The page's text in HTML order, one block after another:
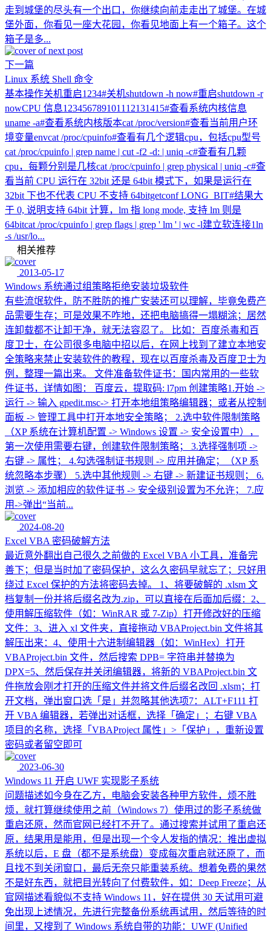
走到城堡的尽头有一个出口，你继续向前走走出了城堡。在城
堡外面，你看见一座大花园，你看见地面上有一个箱子。这个
箱子是多...
下一篇
Linux 系统 Shell 命令
基本操作关机重启1234#关机shutdown -h now#重启shutdown -r
nowCPU 信息123456789101112131415#查看系统内核信息
uname -a#查看系统内核版本cat /proc/version#查看当前用户环
境变量envcat /proc/cpuinfo#查看有几个逻辑cpu，包括cpu型号
cat /proc/cpuinfo | grep name | cut -f2 -d: | uniq -c#查看有几颗
cpu，每颗分别是几核cat /proc/cpuinfo | grep physical | uniq -c#查
看当前 CPU 运行在 32bit 还是 64bit 模式下，如果是运行在
32bit 下也不代表 CPU 不支持 64bitgetconf LONG_BIT#结果大
于 0, 说明支持 64bit 计算，lm 指 long mode, 支持 lm 则是
64bitcat /proc/cpuinfo | grep flags | grep ' lm ' | wc -l建立软连接1ln
-s /usr/lo...
相关推荐
2013-05-17
Windows 系统通过组策略拒绝安装垃圾软件
有些流氓软件，防不胜防的推广安装还可以理解，毕竟免费产
品需要生存；可是效果不咋地，还把电脑搞得一塌糊涂；居然
连卸载都不让卸干净，就无法容忍了。 比如：百度杀毒和百
度卫士，在公司很多电脑中招以后，在网上找到了建立本地安
全策略来禁止安装软件的教程，现在以百度杀毒及百度卫士为
例，整理一篇出来。 文件准备软件证书：国内常用的一些软
件证书，详情如图： 百度云，提取码: l7pm 创建策略1.开始 ->
运行 -> 输入 gpedit.msc-> 打开本地组策略编辑器；或者从控制
面板 -> 管理工具中打开本地安全策略； 2.选中软件限制策略
（XP 系统在计算机配置 -> Windows 设置 -> 安全设置中），
第一次使用需要右键，创建软件限制策略； 3.选择强制项 ->
右键 -> 属性； 4.勾选强制证书规则 -> 应用并确定；（XP 系
统忽略本步骤） 5.选中其他规则 -> 右键 -> 新建证书规则； 6.
浏览 -> 添加相应的软件证书 -> 安全级别设置为不允许； 7.应
用->弹出“当前...
2024-08-20
Excel VBA 密码破解方法
最近意外翻出自己很久之前做的 Excel VBA 小工具，准备完
善下；但是当时加了密码保护，这么久密码早就忘了；只好用
绕过 Excel 保护的方法将密码去掉。 1、将要破解的 .xlsm 文
档复制一份并将后缀名改为.zip，可以直接在后面加后缀：2、
使用解压缩软件（如：WinRAR 或 7-Zip）打开修改好的压缩
文件：3、进入 xl 文件夹，直接拖动 VBAProject.bin 文件将其
解压出来：4、使用十六进制编辑器（如：WinHex）打开
VBAProject.bin 文件，然后搜索 DPB= 字符串并替换为
DPX=5、然后保存并关闭编辑器，将新的 VBAProject.bin 文
件拖放会刚才打开的压缩文件并将文件后缀名改回 .xlsm；打
开文档，弹出窗口选「是」并忽略其他选项7：ALT+F111 打
开 VBA 编辑器，若弹出对话框，选择「确定」；右键 VBA
项目的名称，选择「VBAProject 属性」>「保护」，重新设置
密码或者留空即可
2023-06-30
Windows 11 开启 UWF 实现影子系统
问题描述如今身在乙方，电脑会安装各种甲方软件，烦不胜
烦，就打算继续使用之前（Windows 7）使用过的影子系统做
重启还原，然而官网已经打不开了。通过搜索并试用了重启还
原，结果用是能用，但是出现一个令人发指的情况：推出虚拟
系统以后，E 盘（都不是系统盘）变成每次重启就还原了，而
且找不到关闭窗口，最后无奈只能重装系统。想着免费的果然
不是好东西，就把目光转向了付费软件，如：Deep Freeze；从
官网描述看貌似不支持 Windows 11，好在提供 30 天试用可避
免出现上述情况，先进行完整备份系统再试用，然后等待的时
间里，又搜到了 Windows 系统自带的功能：UWF (Unified